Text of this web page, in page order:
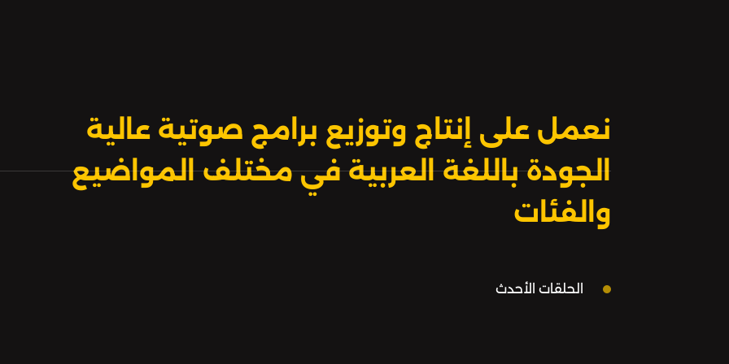
نعمل على إنتاج وتوزيع برامج صوتية عالية
الجودة باللغة العربية في مختلف المواضيع
والفئات
الحلقات الأحدث